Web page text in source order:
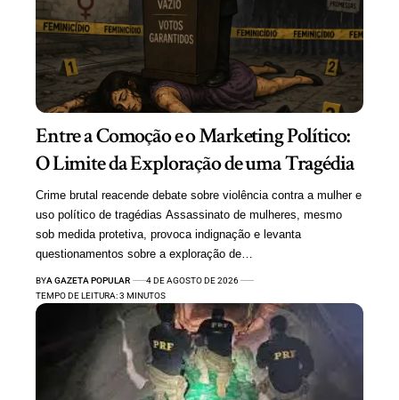
Entre a Comoção e o Marketing Político:
O Limite da Exploração de uma Tragédia
Crime brutal reacende debate sobre violência contra a mulher e
uso político de tragédias Assassinato de mulheres, mesmo
sob medida protetiva, provoca indignação e levanta
questionamentos sobre a exploração de…
BYA GAZETA POPULAR
4 DE AGOSTO DE 2026
TEMPO DE LEITURA: 3 MINUTOS